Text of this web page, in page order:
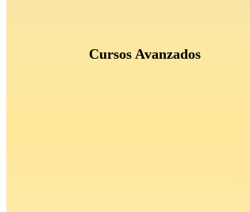
Cursos Avanzados